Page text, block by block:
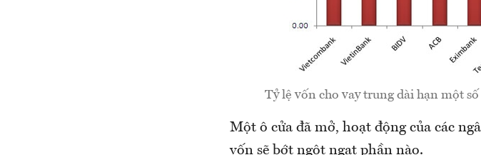
Tỷ lệ vốn cho vay trung dài hạn một
Một ô cửa đã mở, hoạt động của các
vốn sẽ bớt ngột ngạt phần nào.